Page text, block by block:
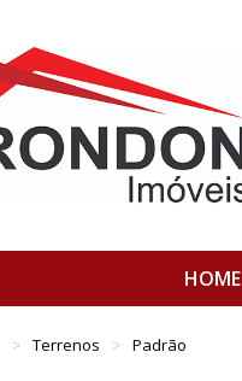
HOME
Terrenos Padrão